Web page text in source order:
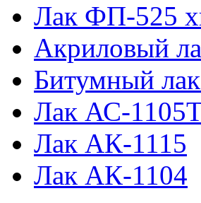
Лак ФП-525
Акриловый
Битумный
Лак АС-
Лак АК-1115
Лак АК-1104